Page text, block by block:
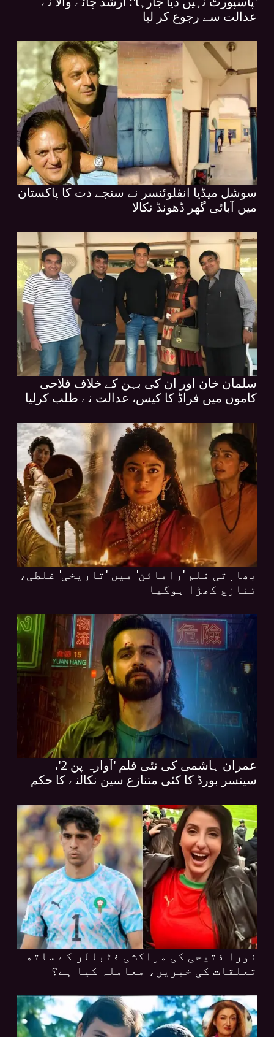
عدالت سے رجوع کر لیا
سوشل میڈیا انفلوئنسر نے سنجے دت کا پاکستان
میں آبائی گھر ڈھونڈ نکالا
سلمان خان اور ان کی بہن کے خلاف فلاحی
کاموں میں فراڈ کا کیس، عدالت نے طلب کرلیا
بھارتی فلم 'رامائن' میں 'تاریخی' غلطی،
تنازع کھڑا ہوگیا
عمران ہاشمی کی نئی فلم 'آوارہ پن 2'،
سینسر بورڈ کا کئی متنازع سین نکالنے کا حکم
نورا فتیحی کی مراکشی فٹبالر کے ساتھ
تعلقات کی خبریں، معاملہ کیا ہے؟